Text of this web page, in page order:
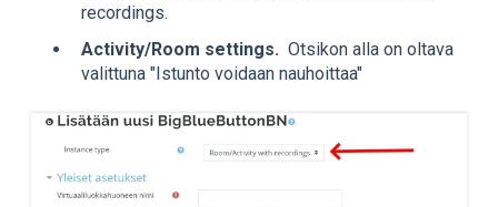
recordings.
Activity/Room settings. Otsikon alla on oltava
valittuna "Istunto voidaan nauhoittaa"